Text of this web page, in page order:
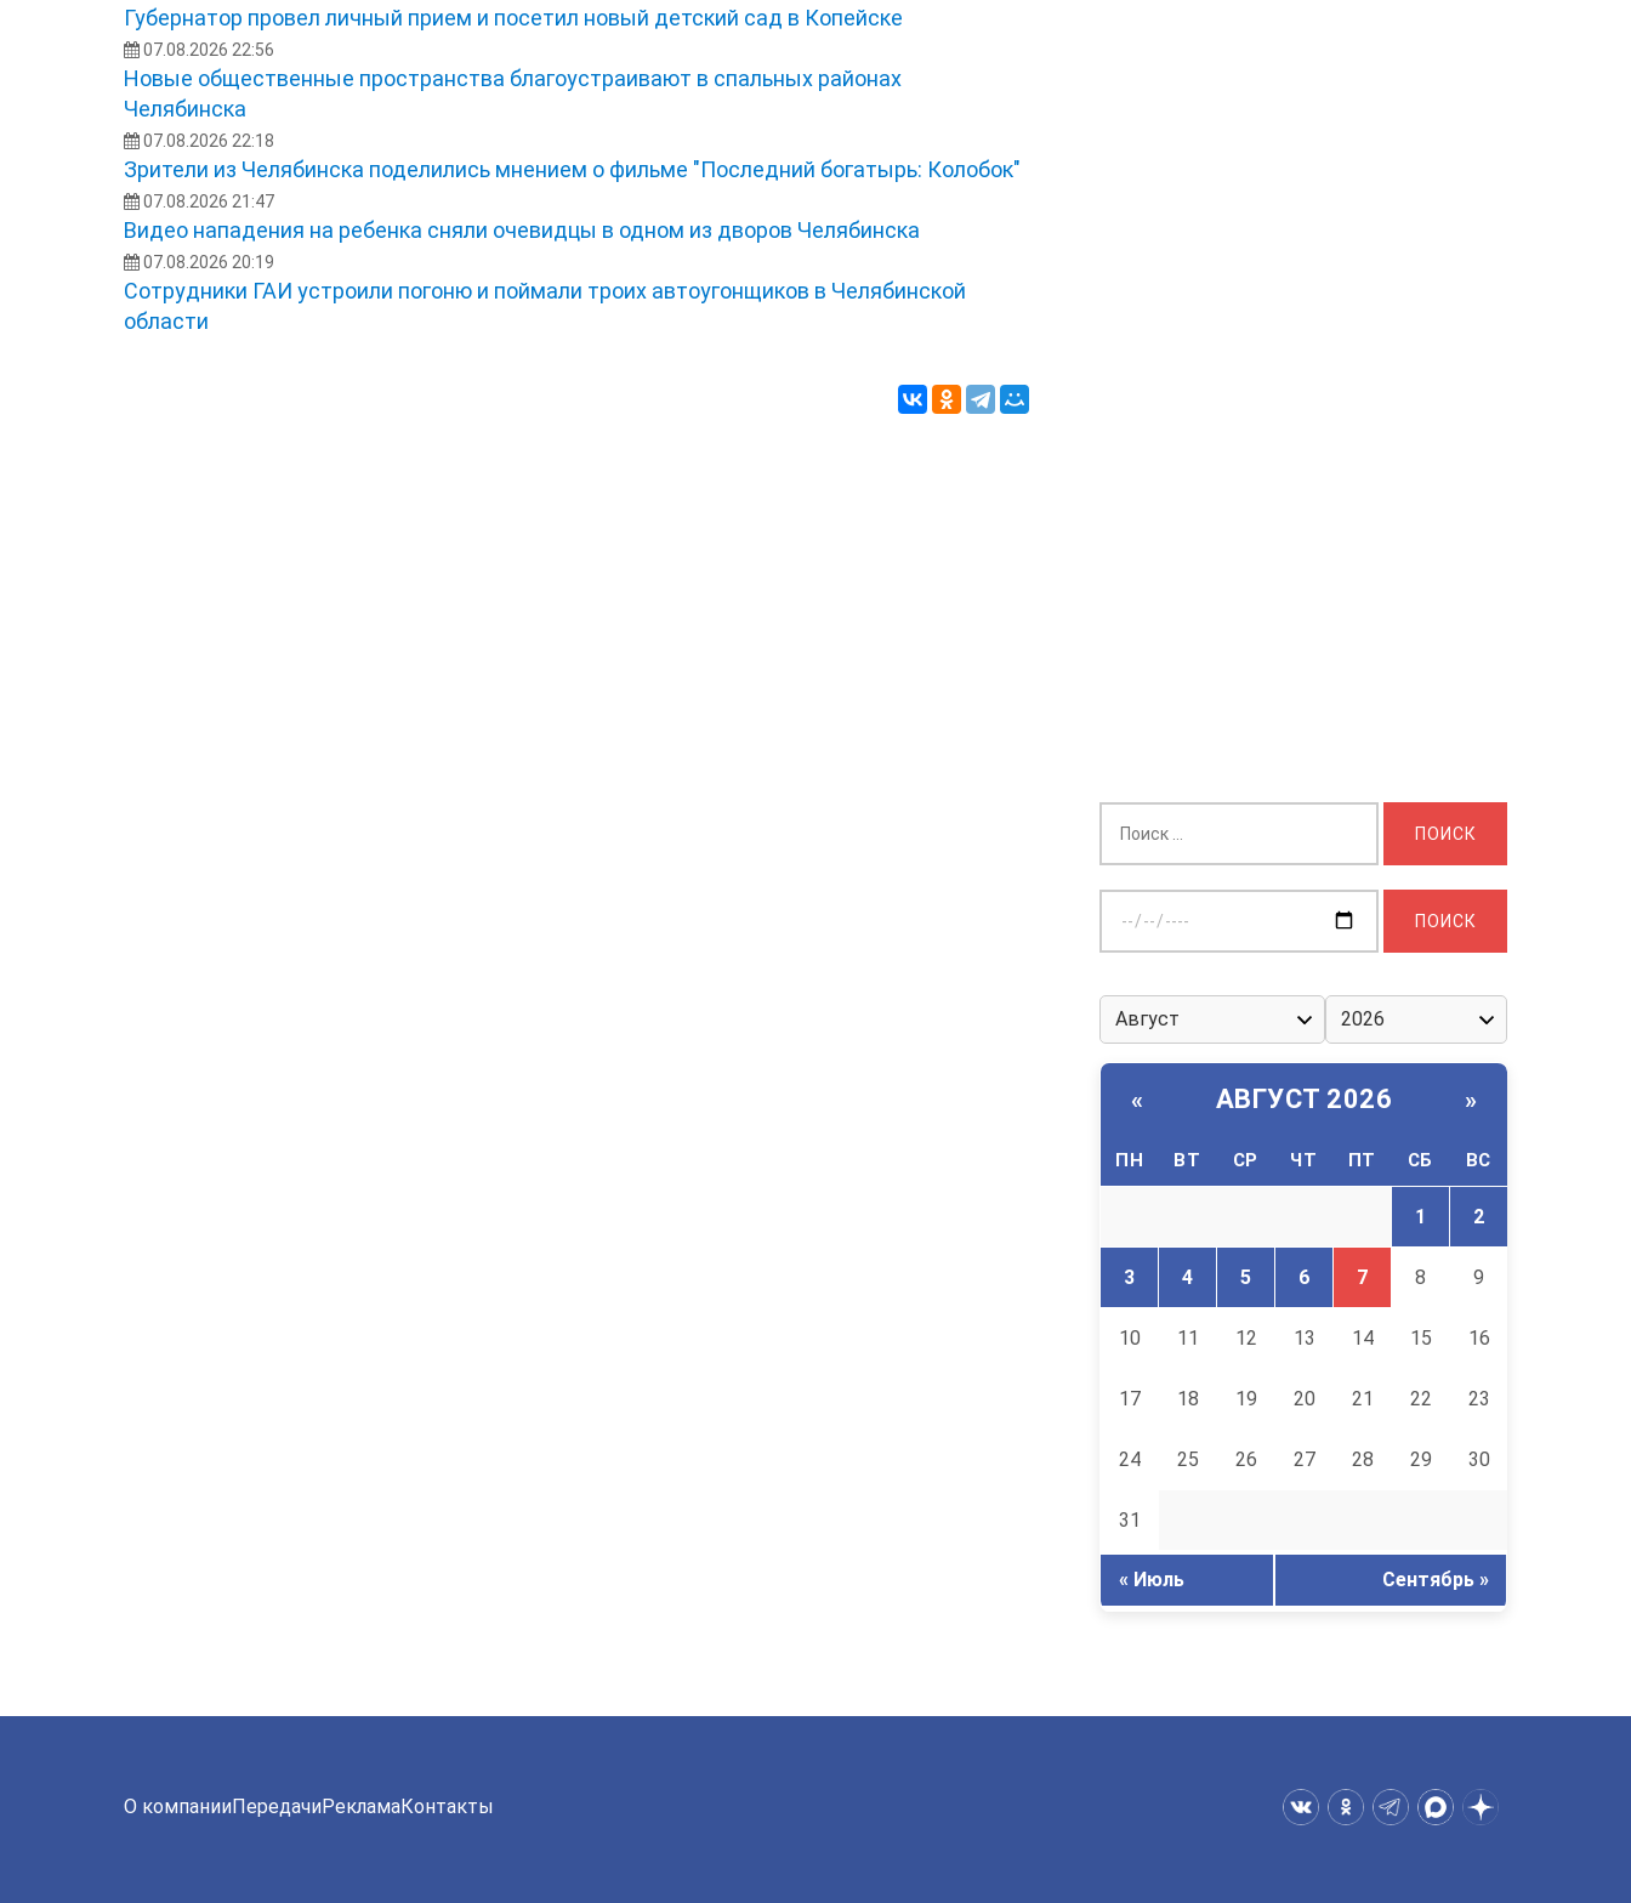
Губернатор провел личный прием и посетил новый детский сад в Копейске
07.08.2026 22:56
Новые общественные пространства благоустраивают в спальных районах
Челябинска
07.08.2026 22:18
Зрители из Челябинска поделились мнением о фильме "Последний богатырь: Колобок"
07.08.2026 21:47
Видео нападения на ребенка сняли очевидцы в одном из дворов Челябинска
07.08.2026 20:19
Сотрудники ГАИ устроили погоню и поймали троих автоугонщиков в Челябинской
области
дату:
« АВГУСТ 2026 »
ПН ВТ СР ЧТ ПТ СБ ВС
1 2
3 4 5 6 7 8 9
10 11 12 13 14 15 16
17 18 19 20 21 22 23
24 25 26 27 28 29 30
31
« Июль Сентябрь »
О компанииПередачиРекламаКонтакты